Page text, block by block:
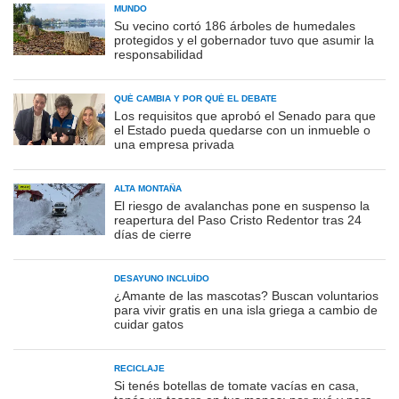
MUNDO
Su vecino cortó 186 árboles de humedales
protegidos y el gobernador tuvo que asumir la
responsabilidad
QUÉ CAMBIA Y POR QUÉ EL DEBATE
Los requisitos que aprobó el Senado para que
el Estado pueda quedarse con un inmueble o
una empresa privada
ALTA MONTAÑA
El riesgo de avalanchas pone en suspenso la
reapertura del Paso Cristo Redentor tras 24
días de cierre
DESAYUNO INCLUÍDO
¿Amante de las mascotas? Buscan voluntarios
para vivir gratis en una isla griega a cambio de
cuidar gatos
RECICLAJE
Si tenés botellas de tomate vacías en casa,